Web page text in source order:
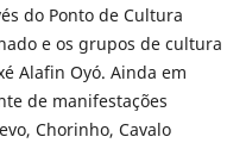
do Ponto de Cultura
e os grupos de cultura
Alafin Oyó. Ainda em
de manifestações
Chorinho, Cavalo